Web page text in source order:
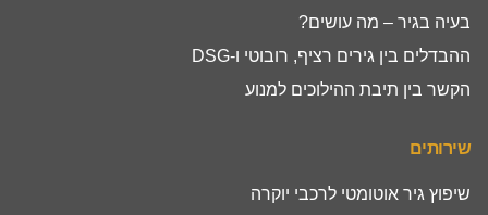
בעיה בגיר – מה עושים?
ההבדלים בין גירים רציף, רובוטי ו-DSG
הקשר בין תיבת ההילוכים למנוע
שירותים
שיפוץ גיר אוטומטי לרכבי יוקרה